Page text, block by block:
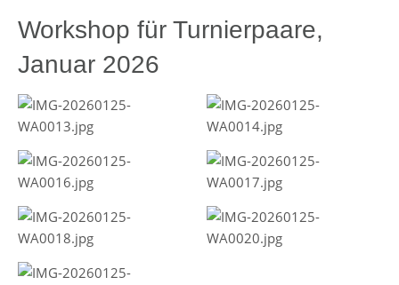
Workshop für Turnierpaare,
Januar 2026